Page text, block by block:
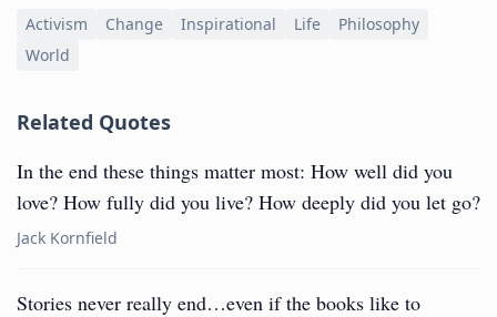
Activism Change Inspirational Life
Philosophy
World
Related Quotes
In the end these things matter most: How well did you
love? How fully did you live? How deeply did you let go?
Jack Kornfield
Stories never really end…even if the books like to